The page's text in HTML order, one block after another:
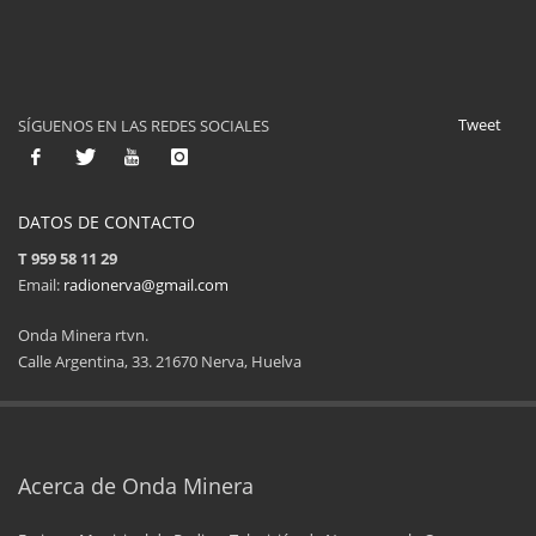
11ª Feria del Jamón 34 Memorial
Tweet
SÍGUENOS EN LAS REDES SOCIALES
DATOS DE CONTACTO
T 959 58 11 29
Email: radionerva@gmail.com
Onda Minera rtvn.
Calle Argentina, 33. 21670 Nerva, Huelva
Acerca de Onda Minera